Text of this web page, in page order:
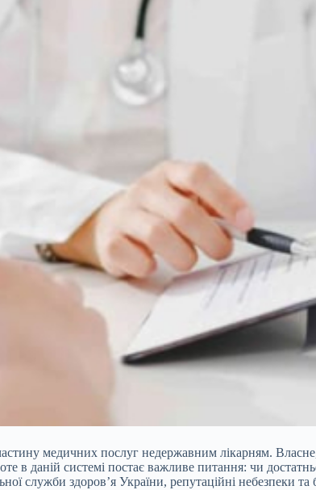
медичних послуг недержавним лікарням.
в даній системі постає важливе питання: чи
служби здоров’я України, репутаційні небезпеки та